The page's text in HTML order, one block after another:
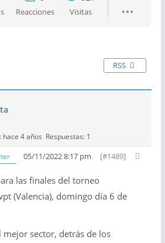
Reacciones Visitas
RSS
hace 4 años Respuestas: 1
05/11/2022 8:17 pm [#1489]
las finales del torneo
(Valencia), domingo día 6 de
mejor sector, detrás de los